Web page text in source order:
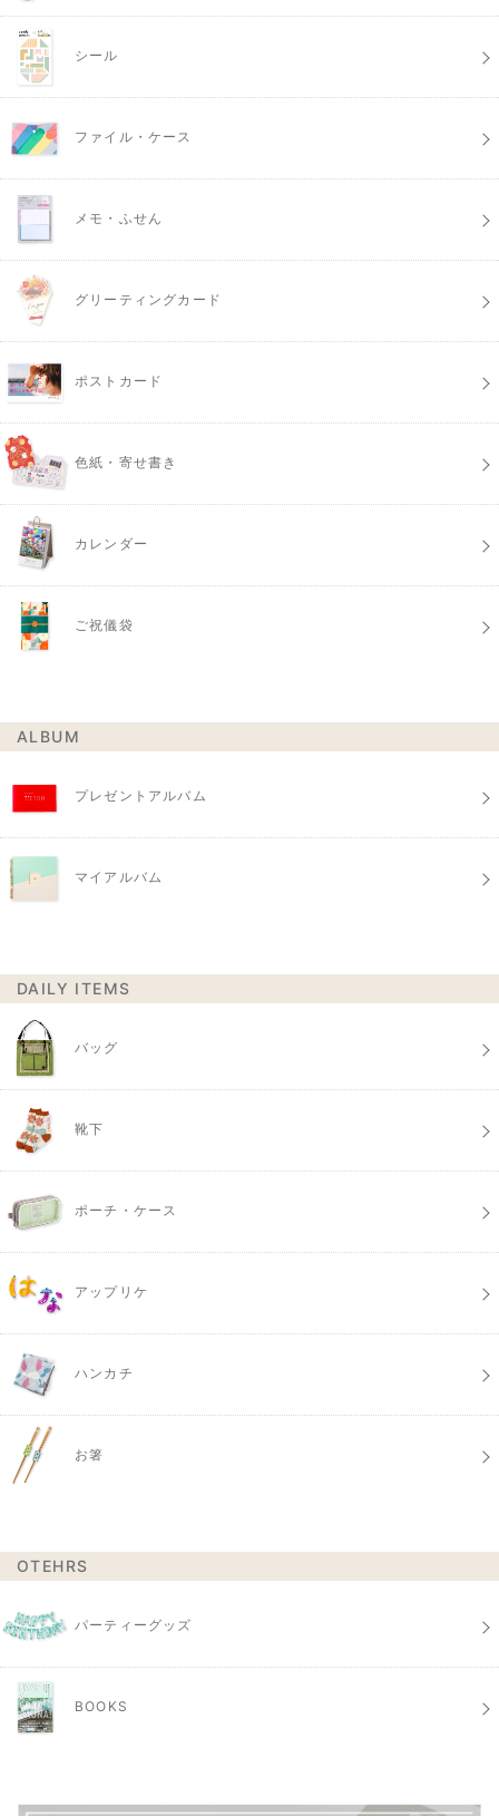
シール
ファイル・ケース
メモ・ふせん
グリーティングカード
ポストカード
色紙・寄せ書き
カレンダー
ご祝儀袋
ALBUM
プレゼントアルバム
マイアルバム
DAILY ITEMS
バッグ
靴下
ポーチ・ケース
アップリケ
ハンカチ
お箸
OTEHRS
パーティーグッズ
BOOKS